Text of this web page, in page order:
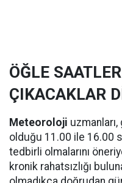
ÖĞLE
ÇIKACAKLAR
Meteoroloji uzmanları,
olduğu 11.00 ile 16.00
tedbirli olmalarını
kronik rahatsızlığı